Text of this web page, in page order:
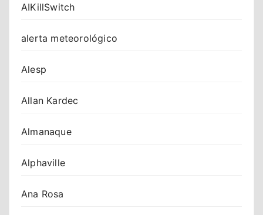
AIKillSwitch
alerta meteorológico
Alesp
Allan Kardec
Almanaque
Alphaville
Ana Rosa